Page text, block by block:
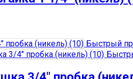
Быстрый